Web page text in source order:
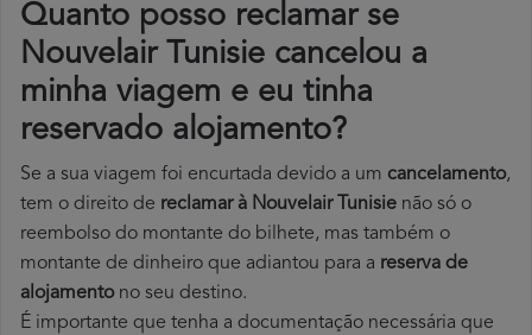
Quanto posso reclamar se
Nouvelair Tunisie cancelou a
minha viagem e eu tinha
reservado alojamento?
Se a sua viagem foi encurtada devido a um cancelamento,
tem o direito de reclamar à Nouvelair Tunisie não só o
reembolso do montante do bilhete, mas também o
montante de dinheiro que adiantou para a reserva de
alojamentono seu destino.
É importante que tenha a documentação necessária que